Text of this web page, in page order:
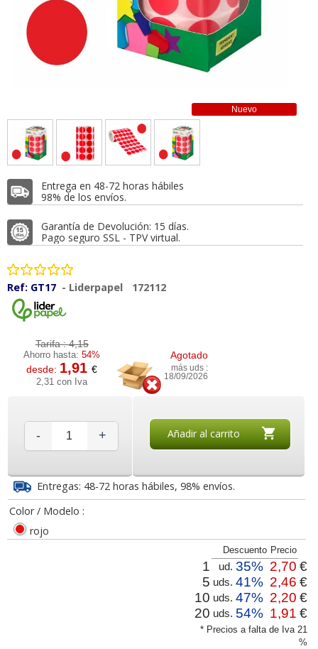
Nuevo
Entrega en 48-72 horas hábiles
98% de los envíos.
Garantía de Devolución: 15 días.
Pago seguro SSL - TPV virtual.
Ref: GT17 - Liderpapel 172112
Tarifa :4,15
Ahorro hasta:54%
desde: 1,91€
2,31 con Iva
Agotado
más uds :
18/09/2026
- + Añadir al carrito
Entregas: 48-72 horas hábiles, 98% envíos.
Color / Modelo :
rojo
* Precios a falta de Iva 21
%
Descuento Precio
1 ud. 35% 2,70 €
5 uds. 41% 2,46 €
10 uds. 47% 2,20 €
20 uds. 54% 1,91 €